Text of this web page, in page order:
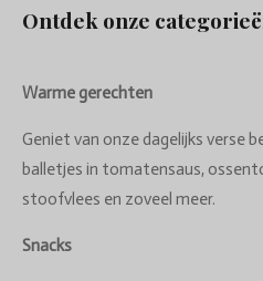
Ontdek onze
Warme gerechten
Geniet van onze dagelijks verse
balletjes in tomatensaus,
stoofvlees en zoveel meer.
Snacks